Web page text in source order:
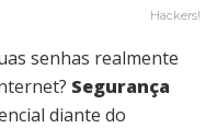
Hackers!
senhas realmente
Segurança
diante do